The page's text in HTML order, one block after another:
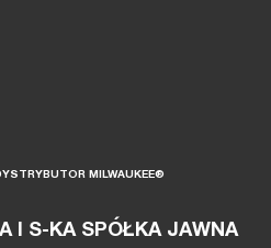
MILWAUKEE®
I S-KA SPÓŁKA JAWNA